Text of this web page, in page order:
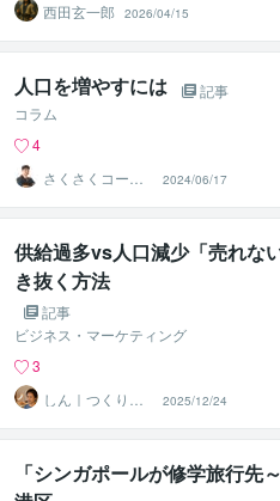
西田玄一郎
2026/04/15
人口を増やすには
記事
コラム
4
さくさくコーチ
ング
2024/06/17
供給過多vs人口減少「売れな
き抜く方法
記事
ビジネス・マーケティング
3
しん｜つくり手
応援サポーター
2025/12/24
「シンガポールが修学旅行先